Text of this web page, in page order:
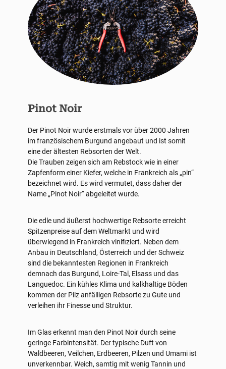
Pinot Noir
Der Pinot Noir wurde erstmals vor über 2000 Jahren
im französischem Burgund angebaut und ist somit
eine der ältesten Rebsorten der Welt.
Die Trauben zeigen sich am Rebstock wie in einer
Zapfenform einer Kiefer, welche in Frankreich als „pin“
bezeichnet wird. Es wird vermutet, dass daher der
Name „Pinot Noir“ abgeleitet wurde.
Die edle und äußerst hochwertige Rebsorte erreicht
Spitzenpreise auf dem Weltmarkt und wird
überwiegend in Frankreich vinifiziert. Neben dem
Anbau in Deutschland, Österreich und der Schweiz
sind die bekanntesten Regionen in Frankreich
demnach das Burgund, Loire-Tal, Elsass und das
Languedoc. Ein kühles Klima und kalkhaltige Böden
kommen der Pilz anfälligen Rebsorte zu Gute und
verleihen ihr Finesse und Struktur.
Im Glas erkennt man den Pinot Noir durch seine
geringe Farbintensität. Der typische Duft von
Waldbeeren, Veilchen, Erdbeeren, Pilzen und Umami ist
unverkennbar. Weich, samtig mit wenig Tannin und